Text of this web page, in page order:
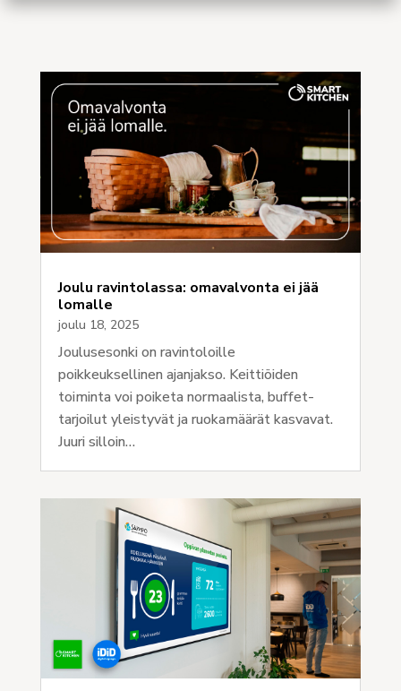
Joulu ravintolassa: omavalvonta ei jää
lomalle
joulu 18, 2025
Joulusesonki on ravintoloille
poikkeuksellinen ajanjakso. Keittiöiden
toiminta voi poiketa normaalista, buffet-
tarjoilut yleistyvät ja ruokamäärät kasvavat.
Juuri silloin…